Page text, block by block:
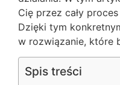
Cię przez cały
Dzięki tym
w rozwiązanie, które
Spis treści